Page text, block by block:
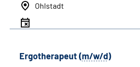
Ohlstadt
Ergotherapeut (m/w/d)